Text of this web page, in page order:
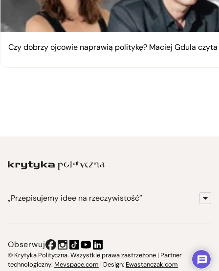
Czy dobrzy ojcowie naprawią politykę? Maciej Gdula czyta
„Przepisujemy idee na rzeczywistość”
Instytut Krytyki Politycznej
Obserwuj
© Krytyka Polityczna. Wszystkie prawa zastrzeżone | Partner
technologiczny: Mevspace.com | Design: Ewastanczak.com